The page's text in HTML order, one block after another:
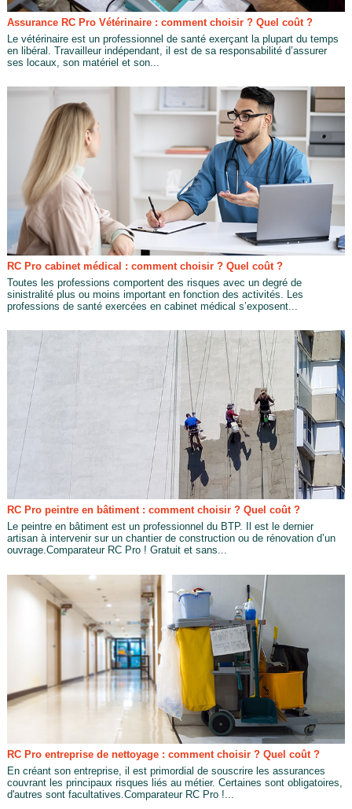
Assurance RC Pro Vétérinaire : comment choisir ? Quel coût ?
Le vétérinaire est un professionnel de santé exerçant la plupart du temps
en libéral. Travailleur indépendant, il est de sa responsabilité d’assurer
ses locaux, son matériel et son...
RC Pro cabinet médical : comment choisir ? Quel coût ?
Toutes les professions comportent des risques avec un degré de
sinistralité plus ou moins important en fonction des activités. Les
professions de santé exercées en cabinet médical s’exposent...
RC Pro peintre en bâtiment : comment choisir ? Quel coût ?
Le peintre en bâtiment est un professionnel du BTP. Il est le dernier
artisan à intervenir sur un chantier de construction ou de rénovation d’un
ouvrage.Comparateur RC Pro ! Gratuit et sans...
RC Pro entreprise de nettoyage : comment choisir ? Quel coût ?
En créant son entreprise, il est primordial de souscrire les assurances
couvrant les principaux risques liés au métier. Certaines sont obligatoires,
d'autres sont facultatives.Comparateur RC Pro !...